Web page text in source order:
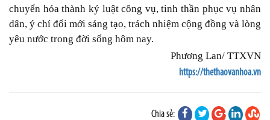
chuyển hóa thành kỷ luật công vụ, tinh thần phục vụ nhân
dân, ý chí đổi mới sáng tạo, trách nhiệm cộng đồng và lòng
yêu nước trong đời sống hôm nay.
Phương Lan/ TTXVN
https://thethaovanhoa.vn
Chia sẻ: